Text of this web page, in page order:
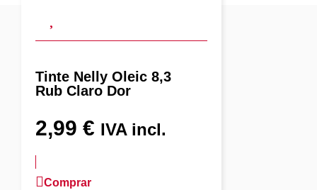
Tinte Nelly Oleic 8,3
Rub Claro Dor
2,99 € IVA incl.
Comprar